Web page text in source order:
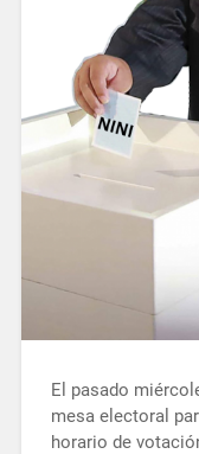
El pasado
mesa electoral
horario de